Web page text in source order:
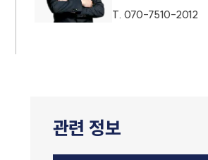
T. 070-7510-2012
관련 정보